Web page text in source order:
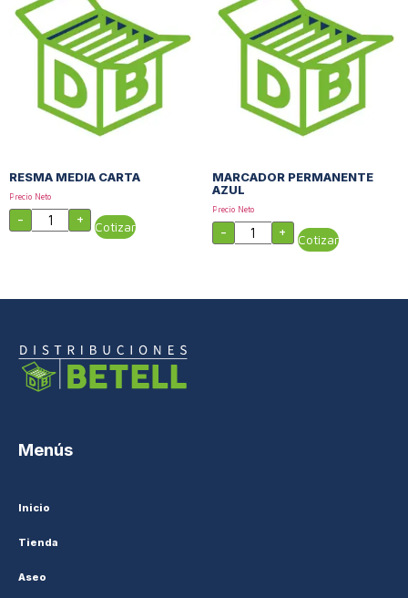
RESMA MEDIA CARTA
Precio Neto
- + Cotizar
MARCADOR PERMANENTE
AZUL
Precio Neto
- + Cotizar
Menús
Inicio
Tienda
Aseo